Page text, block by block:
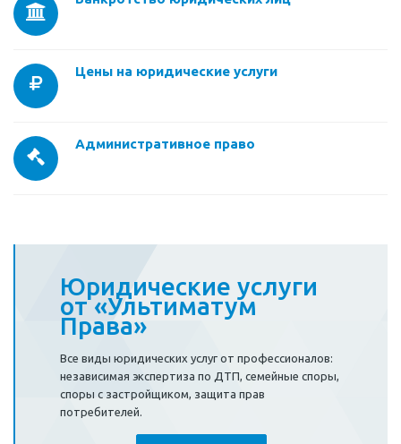
Цены на юридические услуги
Административное право
Юридические услуги
от «Ультиматум
Права»
Все виды юридических услуг от профессионалов:
независимая экспертиза по ДТП, семейные споры,
споры с застройщиком, защита прав
потребителей.